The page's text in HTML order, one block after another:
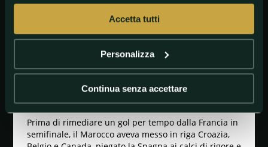
Accetta tutti
Personalizza
Continua senza accettare
semifinali, il Marocco punta a salire sul podio iridato:
Leoni dell'Atlantesarebbe un successo.
Cammino in Qatar
Dopo aver preceduto Belgio e Canada nel gruppo
vinto dal Marocco, la Croazia ha eliminato dal
semifinale, però,Luka Modriće soci hanno perso
nettamente (3-0) con l'Argentina.
Prima di rimediare un gol per tempo dalla Francia in
semifinale, il Marocco aveva messo in riga Croazia,